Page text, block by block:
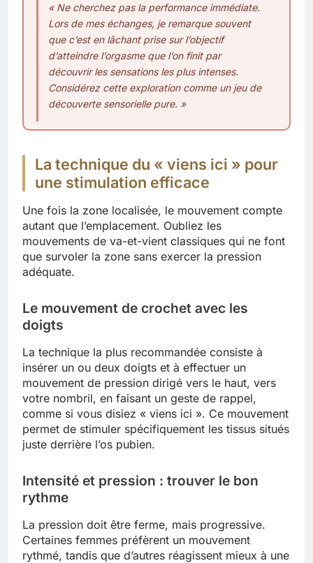
« Ne cherchez pas la performance immédiate.
Lors de mes échanges, je remarque souvent
que c’est en lâchant prise sur l’objectif
d’atteindre l’orgasme que l’on finit par
découvrir les sensations les plus intenses.
Considérez cette exploration comme un jeu de
découverte sensorielle pure. »
La technique du « viens ici » pour
une stimulation efficace
Une fois la zone localisée, le mouvement compte
autant que l’emplacement. Oubliez les
mouvements de va-et-vient classiques qui ne font
que survoler la zone sans exercer la pression
adéquate.
Le mouvement de crochet avec les
doigts
La technique la plus recommandée consiste à
insérer un ou deux doigts et à effectuer un
mouvement de pression dirigé vers le haut, vers
votre nombril, en faisant un geste de rappel,
comme si vous disiez « viens ici ». Ce mouvement
permet de stimuler spécifiquement les tissus situés
juste derrière l’os pubien.
Intensité et pression : trouver le bon
rythme
La pression doit être ferme, mais progressive.
Certaines femmes préfèrent un mouvement
rythmé, tandis que d’autres réagissent mieux à une